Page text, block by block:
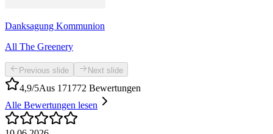
Danksagung Kommunion
All The Greenery
Previous slide Next slide
4,9/5Aus 171772 Bewertungen
Alle Bewertungen lesen